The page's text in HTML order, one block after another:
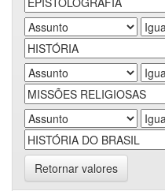
Retornar valores